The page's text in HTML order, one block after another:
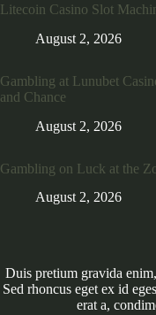
Litecoin Casino Slot
August 2, 2026
Gambling at Lunubet
and Chance
August 2, 2026
Gambling on Luck at the
August 2, 2026
Duis pretium gravida
Sed rhoncus eget ex id
erat a,